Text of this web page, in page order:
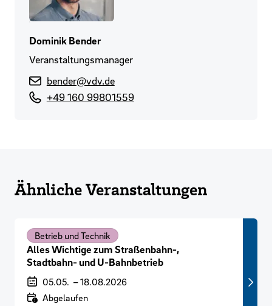
Dominik Bender
Veranstaltungsmanager
bender@vdv.de
+49 160 99801559
Ähnliche Veranstaltungen
Betrieb und Technik
Alles Wichtige zum Straßenbahn-,
Stadtbahn- und U-Bahnbetrieb
Veranstaltungszeitraum
05.05. –18.08.2026
Verfügbarkeit
Abgelaufen